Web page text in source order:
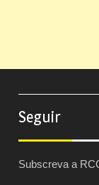
Seguir
Subscreva a